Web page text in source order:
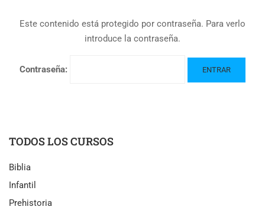
Este contenido está protegido por contraseña. Para verlo
introduce la contraseña.
Contraseña:
TODOS LOS CURSOS
Biblia
Infantil
Prehistoria